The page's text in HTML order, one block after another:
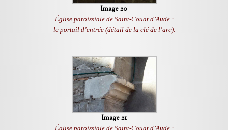
Image 20
Église paroissiale de Saint-Couat d’Aude :
le portail d’entrée (détail de la clé de l’arc).
Image 21
Église paroissiale de Saint-Couat d’Aude :